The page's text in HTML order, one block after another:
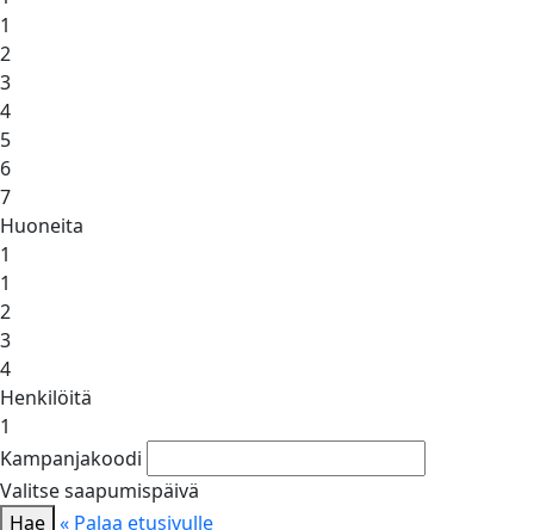
1
2
3
4
5
6
7
Huoneita
1
1
2
3
4
Henkilöitä
1
Kampanjakoodi
Valitse saapumispäivä
Hae « Palaa etusivulle